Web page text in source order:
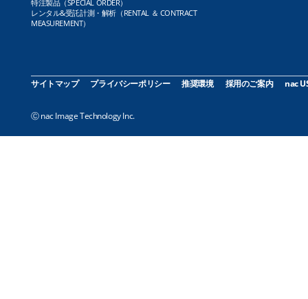
特注製品（SPECIAL ORDER）
レンタル&受託計測・解析（RENTAL ＆ CONTRACT
MEASUREMENT）
サイトマップ プライバシーポリシー 推奨環境 採用のご案内 nac
Ⓒ nac Image Technology Inc.